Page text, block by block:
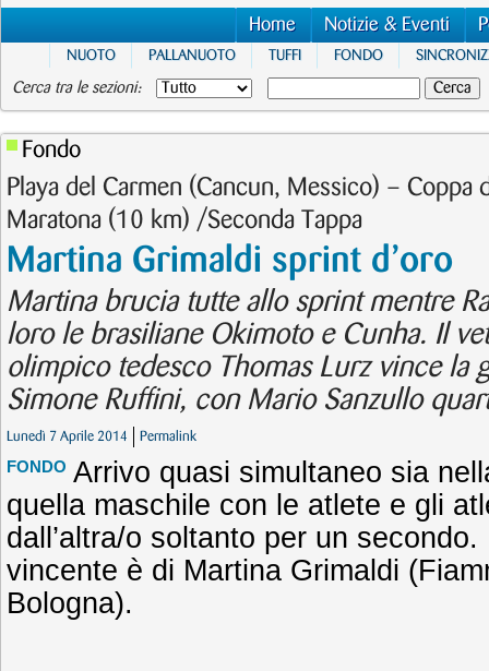
Home Notizie & Eventi
NUOTO PALLANUOTO TUFFI FONDO
Cerca tra le sezioni:
Fondo
Playa del Carmen (Cancun, Messico) – Coppa
Maratona (10 km) /Seconda Tappa
Martina Grimaldi sprint d’oro
Martina brucia tutte allo sprint mentre
loro le brasiliane Okimoto e Cunha. Il
olimpico tedesco Thomas Lurz vince la
Simone Ruffini, con Mario Sanzullo
Lunedì 7 Aprile 2014 Permalink
FONDO Arrivo quasi simultaneo sia
quella maschile con le atlete e gli
dall’altra/o soltanto per un
vincente è di Martina Grimaldi
Bologna).